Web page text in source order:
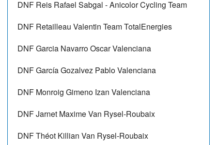
DNF Reis Rafael Sabgal - Anicolor Cycling Team
DNF Retailleau Valentin Team TotalEnergies
DNFGarcia Navarro OscarValenciana
DNFGarcía Gozalvez PabloValenciana
DNF Monroig Gimeno Izan Valenciana
DNFJarnet MaximeVan Rysel-Roubaix
DNFThéot Killian Van Rysel-Roubaix